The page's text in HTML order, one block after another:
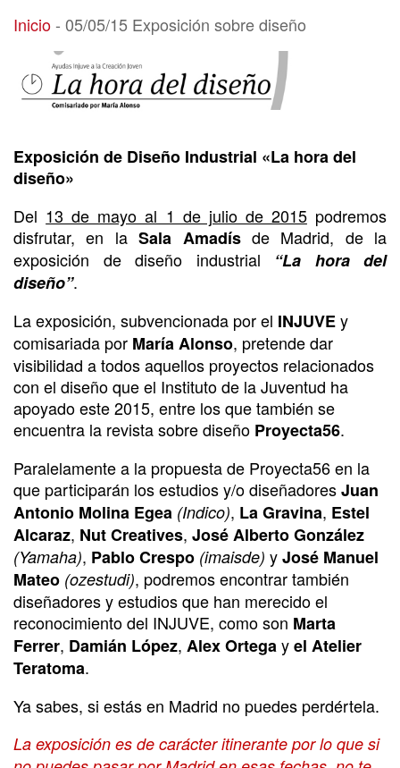
05/05/15 Exposición sobre diseño
Inicio- 05/05/15 Exposición sobre diseño
Exposición de Diseño Industrial «La hora del
diseño»
Del 13 de mayo al 1 de julio de 2015podremos
disfrutar, en laSala Amadísde Madrid, de la
exposición de diseño industrial “La hora del
diseño”.
La exposición, subvencionada por el INJUVEy
comisariada por María Alonso, pretende dar
visibilidad a todos aquellos proyectos relacionados
con el diseño que el Instituto de la Juventud ha
apoyado este 2015, entre los que también se
encuentra la revista sobre diseño Proyecta56.
Paralelamente a la propuesta de Proyecta56 en la
que participarán los estudios y/o diseñadoresJuan
Antonio Molina Egea (Indico), La Gravina, Estel
Alcaraz, Nut Creatives, José Alberto González
(Yamaha), Pablo Crespo (imaisde) yJosé Manuel
Mateo (ozestudi), podremos encontrar también
diseñadores y estudios que han merecido el
reconocimiento del INJUVE, como son Marta
Ferrer, Damián López, Alex Ortegayel Atelier
Teratoma.
Ya sabes, si estás en Madrid no puedes perdértela.
La exposición es de carácter itinerante por lo que si